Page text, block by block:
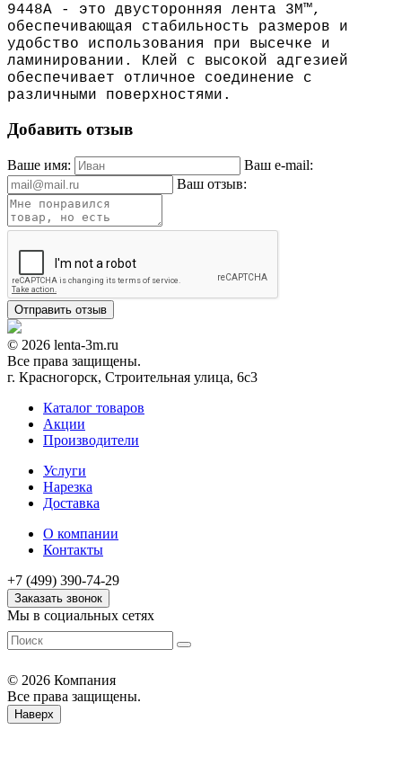
9448A - это двусторонняя лента 3M™,
обеспечивающая стабильность размеров и
удобство использования при высечке и
ламинировании. Клей с высокой адгезией
обеспечивает отличное соединение с
различными поверхностями.
Добавить отзыв
Ваше имя:
Ваш e-mail:
Ваш отзыв:
© 2026 lenta-3m.ru
Все права защищены.
г. Красногорск, Строительная улица, 6с3
Каталог товаров
Акции
Производители
Услуги
Нарезка
Доставка
О компании
Контакты
+7 (499) 390-74-29
Заказать звонок
Мы в социальных сетях
© 2026 Компания
Все права защищены.
Наверх